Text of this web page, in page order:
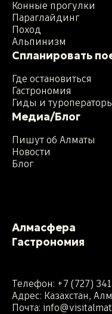
Конные прогулки
Параглайдинг
Поход
Альпинизм
Спланировать
Где остановиться
Гастрономия
Гиды и
Медиа/Блог
Пишут об Алматы
Новости
Блог
Алмасфера
Гастрономия
Телефон: +7 (727) 341
Адрес: Казахстан,
Почта: